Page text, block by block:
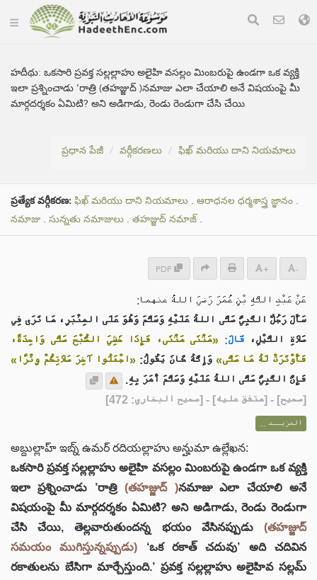
హదీథు:ఒకసారి ప్రవక్త సల్లల్లాహు అలైహి వసల్లం మింబరుపై ఉండగా ఒక వ్యక్తి
ఇలా ప్రశ్నించాడు ’రాత్రి (తహజ్జుద్ )నమాజు ఎలా చేయాలి అనే విషయంపై మీ
మార్గదర్శకం ఏమిటి? అని అడిగాడు, రెండు రెండుగా చేసి చేయి
ప్రధాన పేజీ వర్గీకరణలు ఫిఖ్ మరియు దాని నియమాలు
ప్రత్యేక వర్గీకరణ: ఫిఖ్ మరియు దాని నియమాలు . ఆరాధనల ధర్మశాస్త్ర జ్ఞానం .
నమాజు . సున్నతు నమాజులు . తహజ్జుద్ నమాజ్.
PDF + -
عَنْ عَبْدِ اللَّهِ بْنِ عُمَرَ رَضيَ اللهُ عنهما:
سَأَلَ رَجُلٌ النَّبِيَّ صَلَّى اللهُ عَلَيْهِ وَسَلَّمَ وَهُوَ عَلَى المِنْبَرِ، مَا تَرَى فِي
صَلاَةِ اللَّيْلِ،
قَالَ: «مَثْنَى مَثْنَى، فَإِذَا خَشِيَ الصُّبْحَ صَلَّى وَاحِدَةً،
فَأَوْتَرَتْ لَهُ مَا صَلَّى» وَإِنَّهُ كَانَ يَقُولُ: «اجْعَلُوا آخِرَ صَلاَتِكُمْ وِتْرًا»
فَإِنَّ النَّبِيَّ صَلَّى اللهُ عَلَيْهِ وَسَلَّمَ أَمَرَ بِهِ.
[صحيح] - [متفق عليه] - [صحيح البخاري: 472]
المزيــد ...
అబ్దుల్లాహ్ ఇబ్న్ ఉమర్ రదియల్లాహు అన్హుమా ఉల్లేఖన:
ఒకసారి ప్రవక్త సల్లల్లాహు అలైహి వసల్లం మింబరుపై ఉండగా ఒక వ్యక్తి
ఇలా ప్రశ్నించాడు ’రాత్రి(తహజ్జుద్ )నమాజు ఎలా చేయాలి అనే
విషయంపై మీ మార్గదర్శకం ఏమిటి? అని అడిగాడు, రెండు రెండుగా
చేసి చేయి, తెల్లవారుతుందన్న భయం వేసినప్పుడు (తహజ్జుద్
సమయం ముగిస్తున్నప్పుడు) ‘ఒక రకాత్ చదువు’ అది చదివిన
రకాతులను బేసిగా మార్చేస్తుంది.’ ప్రవక్త సల్లల్లాహు అలైహివ సల్లమ్